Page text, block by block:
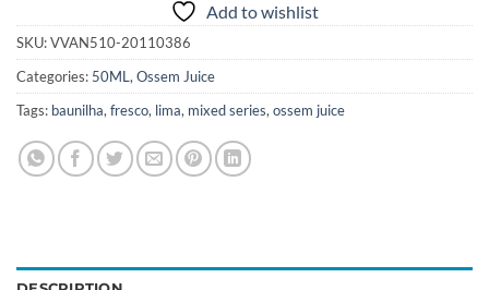
Add to wishlist
SKU:VVAN510-20110386
Categories: 50ML , Ossem Juice
Tags: baunilha, fresco, lima, mixed series, ossem juice